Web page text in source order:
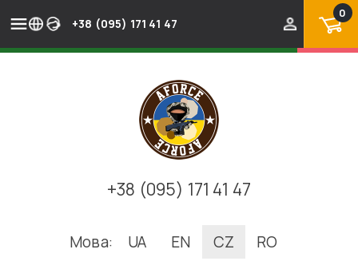
+38 (095) 171 41 47
0
+38 (095) 171 41 47
Мова: UA EN CZ RO